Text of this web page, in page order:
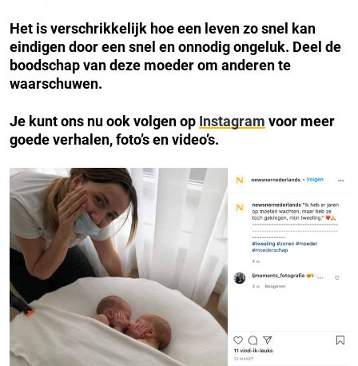
Het is verschrikkelijk hoe een leven zo snel kan
eindigen door een snel en onnodig ongeluk. Deel de
boodschap van deze moeder om anderen te
waarschuwen.
Je kunt ons nu ook volgen op Instagram voor meer
goede verhalen, foto’s en video’s.